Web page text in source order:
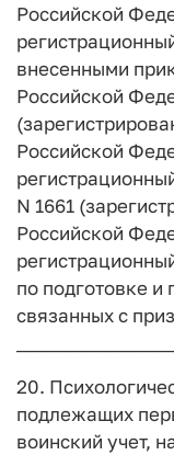
Российской
внесенными
Российской
Российской
N 1661
Российской
по подготовке
связанных с
20.
подлежащих
воинский учет,